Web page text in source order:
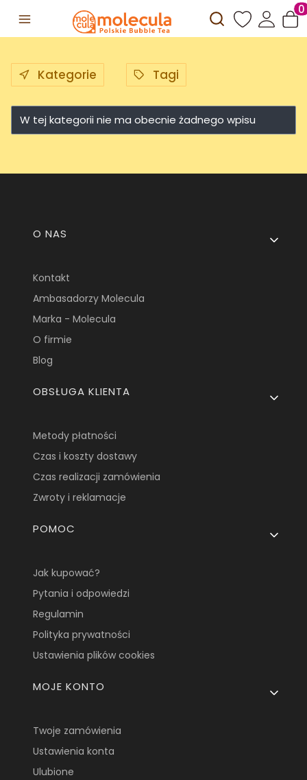
Otwórz
Kategorie Tagi
W tej kategorii nie ma obecnie żadnego wpisu
Linki w stopce
O NAS
Kontakt
Ambasadorzy Molecula
Marka - Molecula
O firmie
Blog
OBSŁUGA KLIENTA
Metody płatności
Czas i koszty dostawy
Czas realizacji zamówienia
Zwroty i reklamacje
POMOC
Jak kupować?
Pytania i odpowiedzi
Regulamin
Polityka prywatności
Ustawienia plików cookies
MOJE KONTO
Twoje zamówienia
Ustawienia konta
Ulubione